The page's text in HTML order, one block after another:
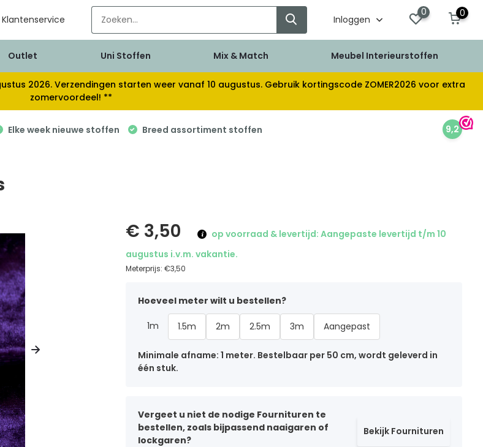
Klantenservice Inloggen
0 0
Outlet Uni Stoffen Mix & Match Meubel Interieurstoffen
2026. Verzendingen starten weer vanaf 10 augustus. Gebruik kortingscode ZOMER2026 voor extra
zomervoordeel! **
Elke week nieuwe stoffen Breed assortiment stoffen 9,2
€ 3,50
op voorraad & levertijd: Aangepaste levertijd t/m 10
augustus i.v.m. vakantie.
Meterprijs:€3,50
Hoeveel meter wilt u bestellen?
1m 1.5m 2m 2.5m 3m Aangepast
Minimale afname: 1 meter. Bestelbaar per 50 cm, wordt geleverd in
één stuk.
Vergeet u niet de nodige Fournituren te
bestellen, zoals bijpassend naaigaren of
lockgaren?
Bekijk Fournituren